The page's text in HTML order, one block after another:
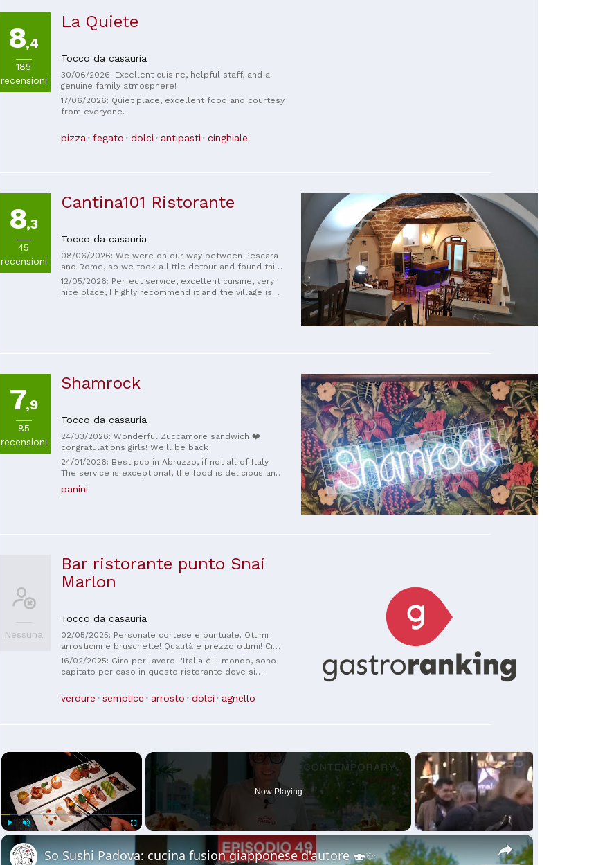
8,4
185
recensioni
La Quiete
Tocco da casauria
30/06/2026: Excellent cuisine, helpful staff, and a
genuine family atmosphere!
17/06/2026: Quiet place, excellent food and courtesy
from everyone.
pizza fegato dolci antipasti cinghiale
8,3
45
recensioni
Cantina101 Ristorante
Tocco da casauria
08/06/2026: We were on our way between Pescara
and Rome, so we took a little detour and found this
wonderful place. Super cute, with a great location,
exquisite dishes, impeccable service, and top-notch
flavor! It definitely deserves to be one of our
12/05/2026: Perfect service, excellent cuisine, very
nice place, I highly recommend it and the village is
7,9
85
recensioni
Shamrock
Tocco da casauria
24/03/2026: Wonderful Zuccamore sandwich ❤️
congratulations girls! We'll be back
24/01/2026: Best pub in Abruzzo, if not all of Italy.
The service is exceptional, the food is delicious and
the drink service is fast. It has a great atmosphere,
NO TV and NO soccer!! People actually talk to each
panini
Nessuna
Bar ristorante punto Snai
Marlon
Tocco da casauria
02/05/2025: Personale cortese e puntuale. Ottimi
arrosticini e bruschette! Qualità e prezzo ottimi! Ci
tornerò volentieri, consigliato!!!!
16/02/2025: Giro per lavoro l'Italia è il mondo, sono
capitato per caso in questo ristorante dove si
di qualità ed a km zero. Questi ristoranti andrebbero
valorizzati e proposti come patrimonio dell'umanità.
verdure semplice arrosto dolci agnello
×
Now Playing
×
So Sushi Padova: cucina fusion giapponese d'autore 🍣✨